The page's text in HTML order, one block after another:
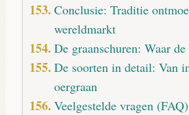
Conclusie: Traditie
wereldmarkt
De graanschuren: Waar
De soorten in detail: Van
oergraan
Veelgestelde vragen (FAQ)